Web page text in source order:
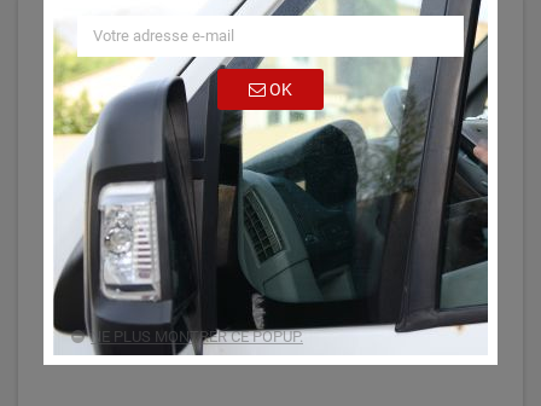
OK
NE PLUS MONTRER CE POPUP.